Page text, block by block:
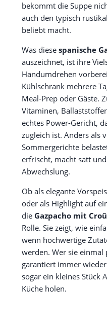
bekommt die Suppe
auch den typisch
beliebt macht.
Was diese spanische
auszeichnet, ist ihre
Handumdrehen
Kühlschrank mehrere
Meal-Prep oder Gäste.
Vitaminen,
echtes Power-Gericht,
zugleich ist. Anders als
Sommergerichte
erfrischt, macht satt
Abwechslung.
Ob als elegante
oder als Highlight auf
die Gazpacho mit
Rolle. Sie zeigt, wie
wenn hochwertige
werden. Wer sie
garantiert immer
sogar ein kleines Stück
Küche holen.